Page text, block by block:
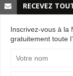
RECEVEZ
Inscrivez-vous à la
gratuitement toute